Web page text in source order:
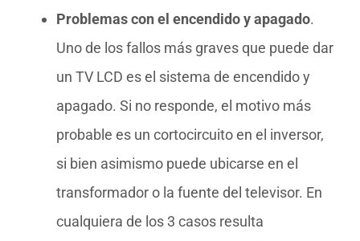
Problemas con el encendido y apagado.
Uno de los fallos más graves que puede dar
un TV LCD es el sistema de encendido y
apagado. Si no responde, el motivo más
probable es un cortocircuito en el inversor,
si bien asimismo puede ubicarse en el
transformador o la fuente del televisor. En
cualquiera de los 3 casos resulta